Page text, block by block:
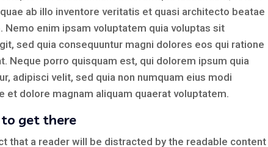
ab illo inventore veritatis et quasi architecto beatae
Nemo enim ipsam voluptatem quia voluptas sit
sed quia consequuntur magni dolores eos qui ratione
Neque porro quisquam est, qui dolorem ipsum quia
adipisci velit, sed quia non numquam eius modi
et dolore magnam aliquam quaerat voluptatem.
get there
that a reader will be distracted by the readable content